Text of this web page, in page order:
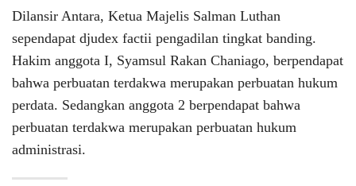
Dilansir Antara, Ketua Majelis Salman Luthan
sependapat djudex factii pengadilan tingkat banding.
Hakim anggota I, Syamsul Rakan Chaniago, berpendapat
bahwa perbuatan terdakwa merupakan perbuatan hukum
perdata. Sedangkan anggota 2 berpendapat bahwa
perbuatan terdakwa merupakan perbuatan hukum
administrasi.